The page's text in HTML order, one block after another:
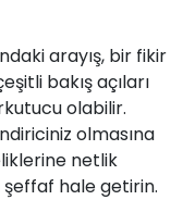
arayış, bir fikir
bakış açıları
olabilir.
olmasına
netlik
hale getirin.